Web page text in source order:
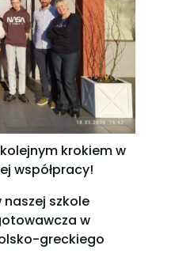
krokiem w
współpracy!
naszej szkole
w
greckiego